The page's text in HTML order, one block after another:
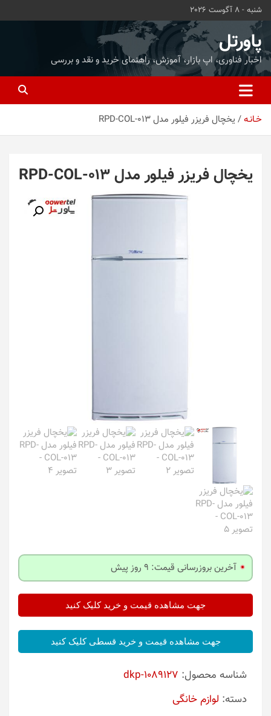
محتوا
بروید
شنبه - 8 آگوست 2026
پاورتل
اخبار فناوری، اپ بازار، آموزش، راهنمای خرید و نقد و بررسی
خـانـه یخچال فریزر فیلور مدل RPD-COL-013
یخچال فریزر فیلور مدل RPD-COL-013
آخرین بروزرسانی قیمت: 9 روز پیش
جهت مشاهده قیمت و خرید کلیک کنید
جهت مشاهده قیمت و خرید قسطی کلیک کنید
شناسه محصول: dkp-1089127
دسته: لوازم خانگی